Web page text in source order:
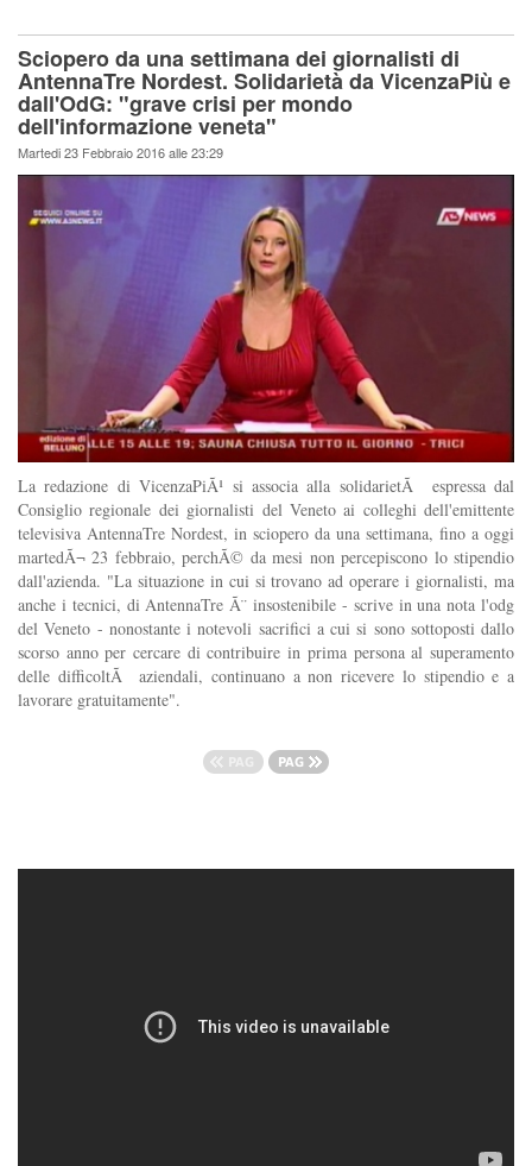
Sciopero da una settimana dei giornalisti di
AntennaTre Nordest. Solidarietà da VicenzaPiù e
dall'OdG: "grave crisi per mondo
dell'informazione veneta"
Martedi 23 Febbraio 2016 alle 23:29
La redazione di VicenzaPiÃ¹ si associa alla solidarietÃ espressa dal
Consiglio regionale dei giornalisti del Veneto ai colleghi dell'emittente
televisiva AntennaTre Nordest, in sciopero da una settimana, fino a oggi
martedÃ¬ 23 febbraio, perchÃ© da mesi non percepiscono lo stipendio
dall'azienda. "La situazione in cui si trovano ad operare i giornalisti, ma
anche i tecnici, di AntennaTre Ã¨ insostenibile - scrive in una nota l'odg
del Veneto - nonostante i notevoli sacrifici a cui si sono sottoposti dallo
scorso anno per cercare di contribuire in prima persona al superamento
delle difficoltÃ aziendali, continuano a non ricevere lo stipendio e a
lavorare gratuitamente".